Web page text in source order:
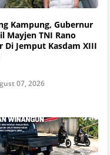
Kampung, Gubernur
Mayjen TNI Rano
Di Jemput Kasdam XIII
07, 2026